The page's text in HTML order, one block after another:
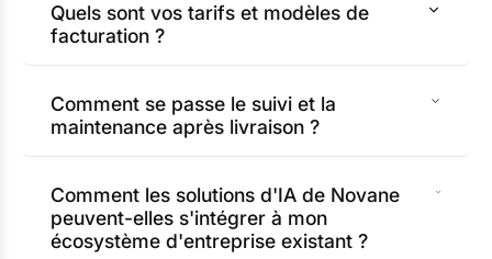
Quels sont vos tarifs et modèles de
facturation ?
Comment se passe le suivi et la
maintenance après livraison ?
Comment les solutions d'IA de Novane
peuvent-elles s'intégrer à mon
écosystème d'entreprise existant ?